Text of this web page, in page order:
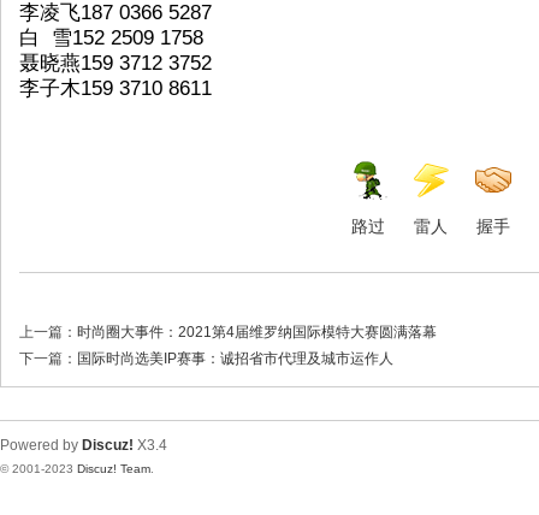
李凌飞187 0366 5287
白 雪152 2509 1758
聂晓燕159 3712 3752
李子木159 3710 8611
路过 雷人 握手
上一篇： 时尚圈大事件：2021第4届维罗纳国际模特大赛圆满落幕
下一篇： 国际时尚选美IP赛事：诚招省市代理及城市运作人
Powered by Discuz! X3.4
© 2001-2023 Discuz! Team